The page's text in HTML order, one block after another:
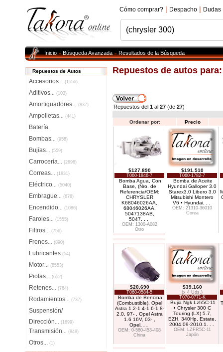
Cómo comprar? | Despacho | Dudas
Inicio»Búsqueda Avanzada»Resultados de la Búsqueda
Repuestos de Autos
Accesorios... (1556)
Aditivos... (103)
Amortiguadores... (837)
Ampolletas... (441)
Batería
Bombas... (958)
Bujías... (559)
Carrocería... (2696)
Correas... (1831)
Eléctrico... (5040)
Embrague... (678)
Encendido... (1086)
Faroles... (1555)
Filtros... (756)
Frenos... (890)
Lubricantes (54)
Motor... (8553)
Piolas... (652)
Retenes... (764)
Rodamientos... (737)
Suspensión/
Dirección... (1699)
Transmisión... (849)
Otros... (1)
Repuestos de autos
Repuestos del 1 al 27 (de 27)
Ordenar por: Precio
$127.890
T060-1846-7
Bomba Agua, Con
Base, (Nro. de
Referencia/OEM:
CHRYSLER
K68046026AA,
68046026AA,
5047138AB,
5047
OEM: 1300-A082
Otro
$191.510
T060-1782-7
Bomba de Aceite
Hyundai Galloper 3.0
Starex3.0 Libero 3.0
Mitsubishi Montero
V6 • Hyundai. . .
OEM: 21310-36010
Corea
$20.690
T060-0584-5
Bomba de Bencina
(Combustible), Opel
Astra 1.2-1.4-1.6-1.8-
2.0, 97- , Opel Astra
1.6 16V, 03- ,
Opel
OEM: 0-580-453-408
China
$39.160
(x 4 Uds.)
T070-0771-K
Bujia Ngk Lzfr5C-11
• Chrysler 300 C
Touring (LX) 5.7,
EZH, 340Hp, Estate,
2004.09-2010.1
OEM: LZFR5C-11
Japón